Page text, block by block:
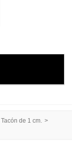
Tacón de 1 cm. >